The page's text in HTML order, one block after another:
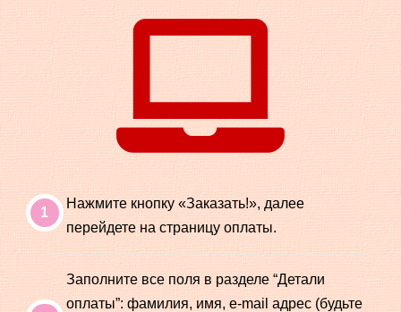
Нажмите кнопку «Заказать!», далее
перейдете на страницу оплаты.
Заполните все поля в разделе “Детали
оплаты”: фамилия, имя, e-mail адрес (будьте